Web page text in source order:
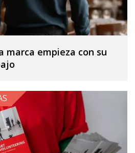
marca empieza con su